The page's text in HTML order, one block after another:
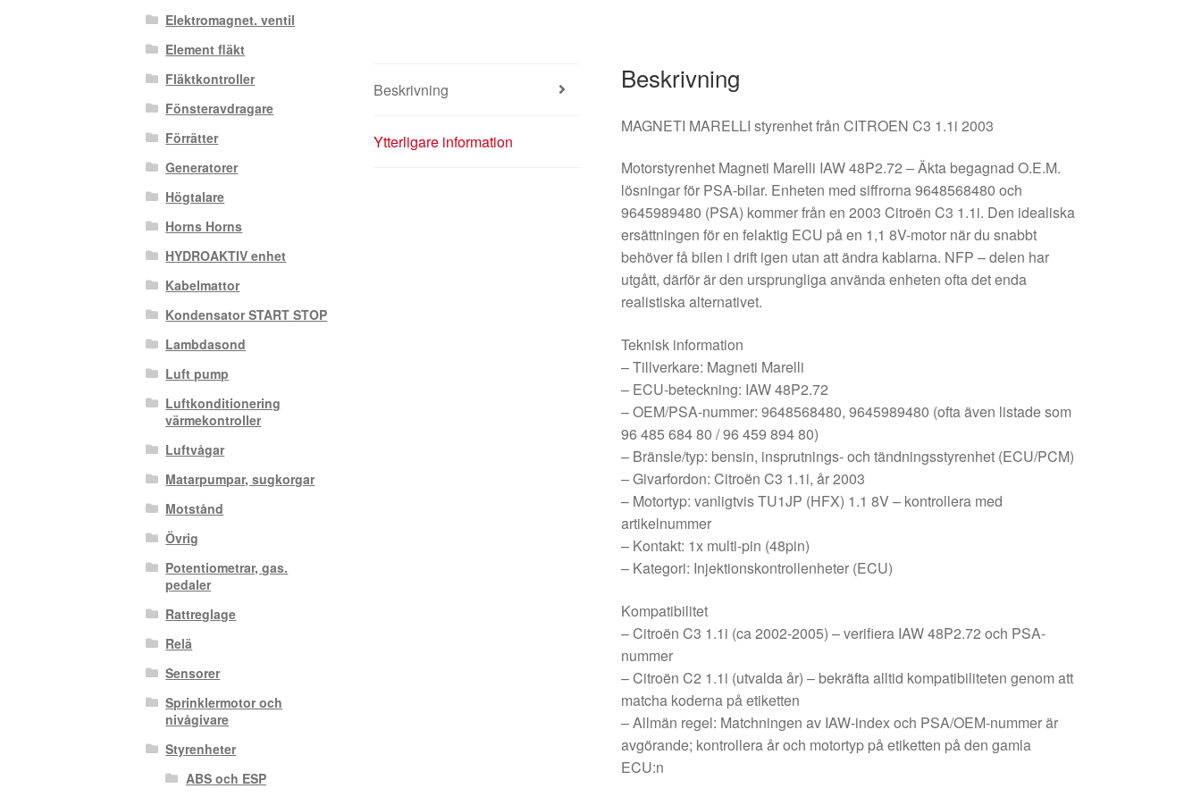
Beskrivning
Ytterligare information
Beskrivning
MAGNETI MARELLI styrenhet från CITROEN C3 1.1i 2003
Motorstyrenhet Magneti Marelli IAW 48P2.72 – Äkta begagnad O.E.M.
lösningar för PSA-bilar. Enheten med siffrorna 9648568480 och
9645989480 (PSA) kommer från en 2003 Citroën C3 1.1i. Den idealiska
ersättningen för en felaktig ECU på en 1,1 8V-motor när du snabbt
behöver få bilen i drift igen utan att ändra kablarna. NFP – delen har
utgått, därför är den ursprungliga använda enheten ofta det enda
realistiska alternativet.
Teknisk information
– Tillverkare: Magneti Marelli
– ECU-beteckning: IAW 48P2.72
– OEM/PSA-nummer: 9648568480, 9645989480 (ofta även listade som
96 485 684 80 / 96 459 894 80)
– Bränsle/typ: bensin, insprutnings- och tändningsstyrenhet (ECU/PCM)
– Givarfordon: Citroën C3 1.1i, år 2003
– Motortyp: vanligtvis TU1JP (HFX) 1.1 8V – kontrollera med
artikelnummer
– Kontakt: 1x multi-pin (48pin)
– Kategori: Injektionskontrollenheter (ECU)
Kompatibilitet
– Citroën C3 1.1i (ca 2002-2005) – verifiera IAW 48P2.72 och PSA-
nummer
– Citroën C2 1.1i (utvalda år) – bekräfta alltid kompatibiliteten genom att
matcha koderna på etiketten
– Allmän regel: Matchningen av IAW-index och PSA/OEM-nummer är
avgörande; kontrollera år och motortyp på etiketten på den gamla
ECU:n
Elektromagnet. ventil
Element fläkt
Fläktkontroller
Fönsteravdragare
Förrätter
Generatorer
Högtalare
Horns Horns
HYDROAKTIV enhet
Kabelmattor
Kondensator START STOP
Lambdasond
Luft pump
Luftkonditionering
värmekontroller
Luftvågar
Matarpumpar, sugkorgar
Motstånd
Övrig
Potentiometrar, gas.
pedaler
Rattreglage
Relä
Sensorer
Sprinklermotor och
nivågivare
Styrenheter
ABS och ESP